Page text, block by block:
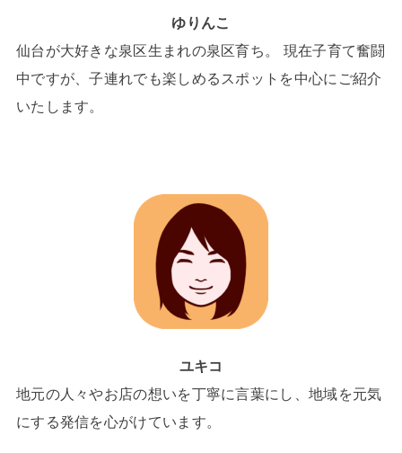
ゆりんこ
仙台が大好きな泉区生まれの泉区育ち。 現在子育て奮闘
中ですが、子連れでも楽しめるスポットを中心にご紹介
いたします。
ユキコ
地元の人々やお店の想いを丁寧に言葉にし、地域を元気
にする発信を心がけています。